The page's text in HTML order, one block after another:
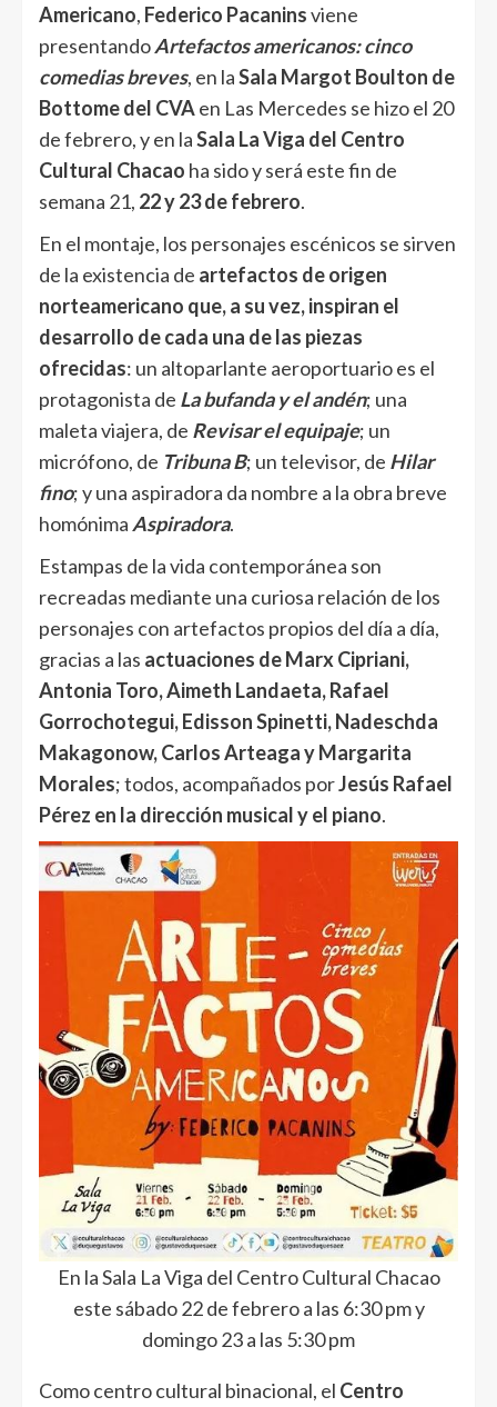
Americano, Federico Pacaninsviene
presentandoArtefactos americanos: cinco
comedias breves, en laSala Margot Boulton de
Bottome del CVAen Las Mercedes se hizo el 20
de febrero, y en laSala La Viga del Centro
Cultural Chacao ha sido y será este fin de
semana 21, 22 y 23 de febrero.
En el montaje, los personajes escénicos se sirven
de la existencia de artefactos de origen
norteamericano que, a su vez, inspiran el
desarrollo de cada una de las piezas
ofrecidas: un altoparlante aeroportuario es el
protagonista de La bufanda y el andén; una
maleta viajera, de Revisar el equipaje; un
micrófono, de Tribuna B; un televisor, de Hilar
fino; y una aspiradora da nombre a la obra breve
homónima Aspiradora.
Estampas de la vida contemporánea son
recreadas mediante una curiosa relación de los
personajes con artefactos propios del día a día,
gracias a las actuaciones deMarx Cipriani,
Antonia Toro, Aimeth Landaeta, Rafael
Gorrochotegui, Edisson Spinetti, Nadeschda
Makagonow, Carlos Arteaga y Margarita
Morales; todos, acompañados porJesús Rafael
Pérez en la dirección musical y el piano.
En la Sala La Viga del Centro Cultural Chacao
este sábado 22 de febrero a las 6:30 pm y
domingo 23 a las 5:30 pm
Como centro cultural binacional, el Centro